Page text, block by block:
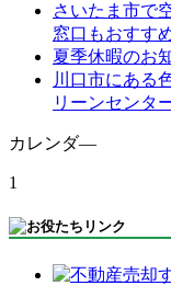
さいたま市で
窓口もおすす
夏季休暇のお
川口市にある
リーンセンタ
カレンダ―
1